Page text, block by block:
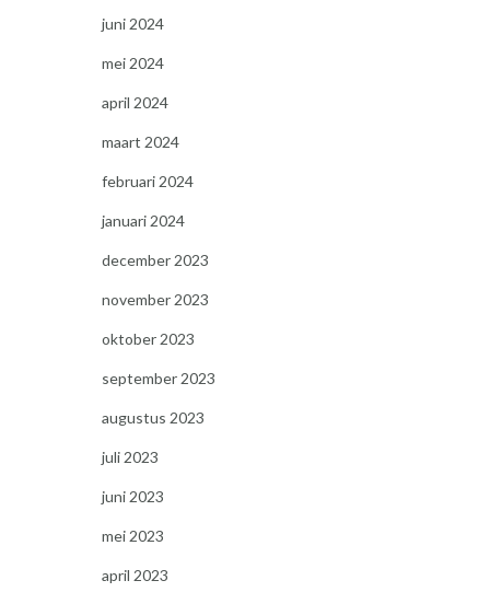
juni 2024
mei 2024
april 2024
maart 2024
februari 2024
januari 2024
december 2023
november 2023
oktober 2023
september 2023
augustus 2023
juli 2023
juni 2023
mei 2023
april 2023